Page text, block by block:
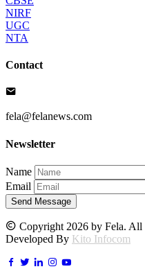
NIRF
UGC
NTA
Contact
fela@felanews.com
Newsletter
Name
Email
Send Message
Copyright 2026 by Fela. All
Developed By Kito Infocom